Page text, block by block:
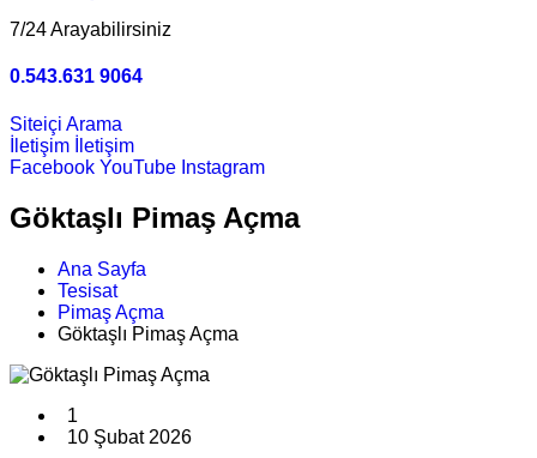
7/24 Arayabilirsiniz
0.543.631 9064
Siteiçi Arama
İletişim
İletişim
Facebook YouTube Instagram
Göktaşlı Pimaş Açma
Ana Sayfa
Tesisat
Pimaş Açma
Göktaşlı Pimaş Açma
1
10 Şubat 2026